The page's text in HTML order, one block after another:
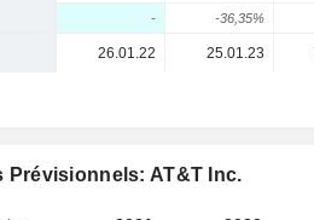
- -36,35%
26.01.22 25.01.23
Prévisionnels: AT&T Inc.